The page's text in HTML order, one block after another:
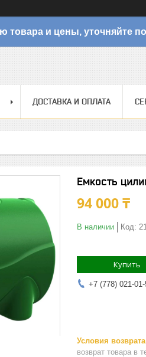
товара и цены, уточняйте
ДОСТАВКА И ОПЛАТА
Емкость
94 000 ₸
В наличии Код:
Купить
+7 (778) 021-
возврат товара в